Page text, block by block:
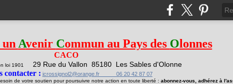
Avenir Commun au Pays des Olonnes
CACO
loi 1901 29 Rue du Vallon 85180 Les Sables d'Olonne
contacter : jcrossignol2@orange.fr 06 20 42 87 07
de votre soutien pour poursuivre notre action en toute liberté : abonnez-vous, adhérez à